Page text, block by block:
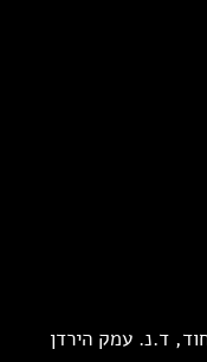
ד.נ. עמק הירדן